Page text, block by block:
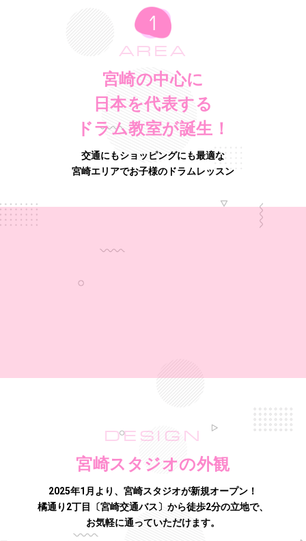
AREA
宮崎の中心に
日本を代表する
ドラム教室が誕生！
交通にもショッピングにも最適な
宮崎エリアでお子様のドラムレッスン
DESIGN
宮崎スタジオの外観
2025年1月より、宮崎スタジオが新規オープン！
橘通り2丁目〔宮崎交通バス〕から徒歩2分の立地で、
お気軽に通っていただけます。